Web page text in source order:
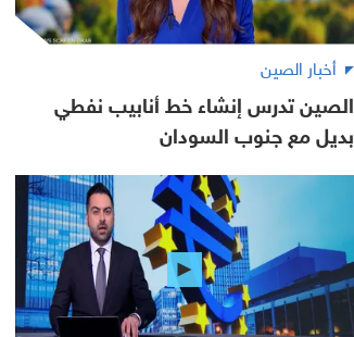
أخبار الصين
الصين تدرس إنشاء خط أنابيب نفطي
بديل مع جنوب السودان